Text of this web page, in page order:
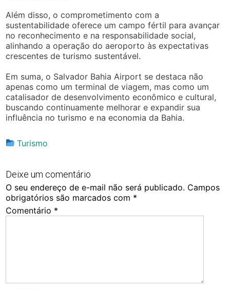
Além disso, o comprometimento com a
sustentabilidade oferece um campo fértil para avançar
no reconhecimento e na responsabilidade social,
alinhando a operação do aeroporto às expectativas
crescentes de turismo sustentável.
Em suma, o Salvador Bahia Airport se destaca não
apenas como um terminal de viagem, mas como um
catalisador de desenvolvimento econômico e cultural,
buscando continuamente melhorar e expandir sua
influência no turismo e na economia da Bahia.
Turismo
Deixe um comentário
O seu endereço de e-mail não será publicado. Campos
obrigatórios são marcados com *
Comentário *